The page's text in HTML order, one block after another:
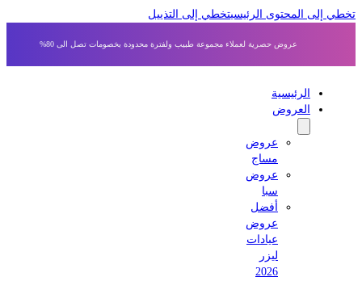
إلى المحتوى الرئيسي تخطي إلى التذييل
عروض حصرية لعملاء مجموعة طبيب ولفترة محدودة بخصومات تصل الى 80%
الرئيسية
العروض
عروض
مساج
عروض
أفضل
عروض
عيادات